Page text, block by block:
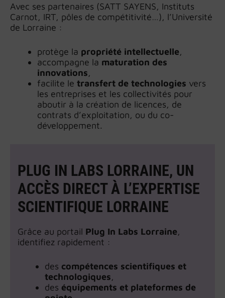
Avec ses partenaires (SATT SAYENS, Instituts
Carnot, IRT, pôles de compétitivité…), l’Université
de Lorraine :
protège la propriété intellectuelle,
accompagne la maturation des
innovations,
facilite le transfert de technologies vers
les entreprises et les collectivités pour
aboutir à la création de licences, de
contrats d’exploitation, ou du co-
développement.
PLUG IN LABS LORRAINE, UN
ACCÈS DIRECT À L’EXPERTISE
SCIENTIFIQUE LORRAINE
Grâce au portail Plug In Labs Lorraine,
identifiez rapidement :
des compétences scientifiques et
technologiques,
des équipements et plateformes de